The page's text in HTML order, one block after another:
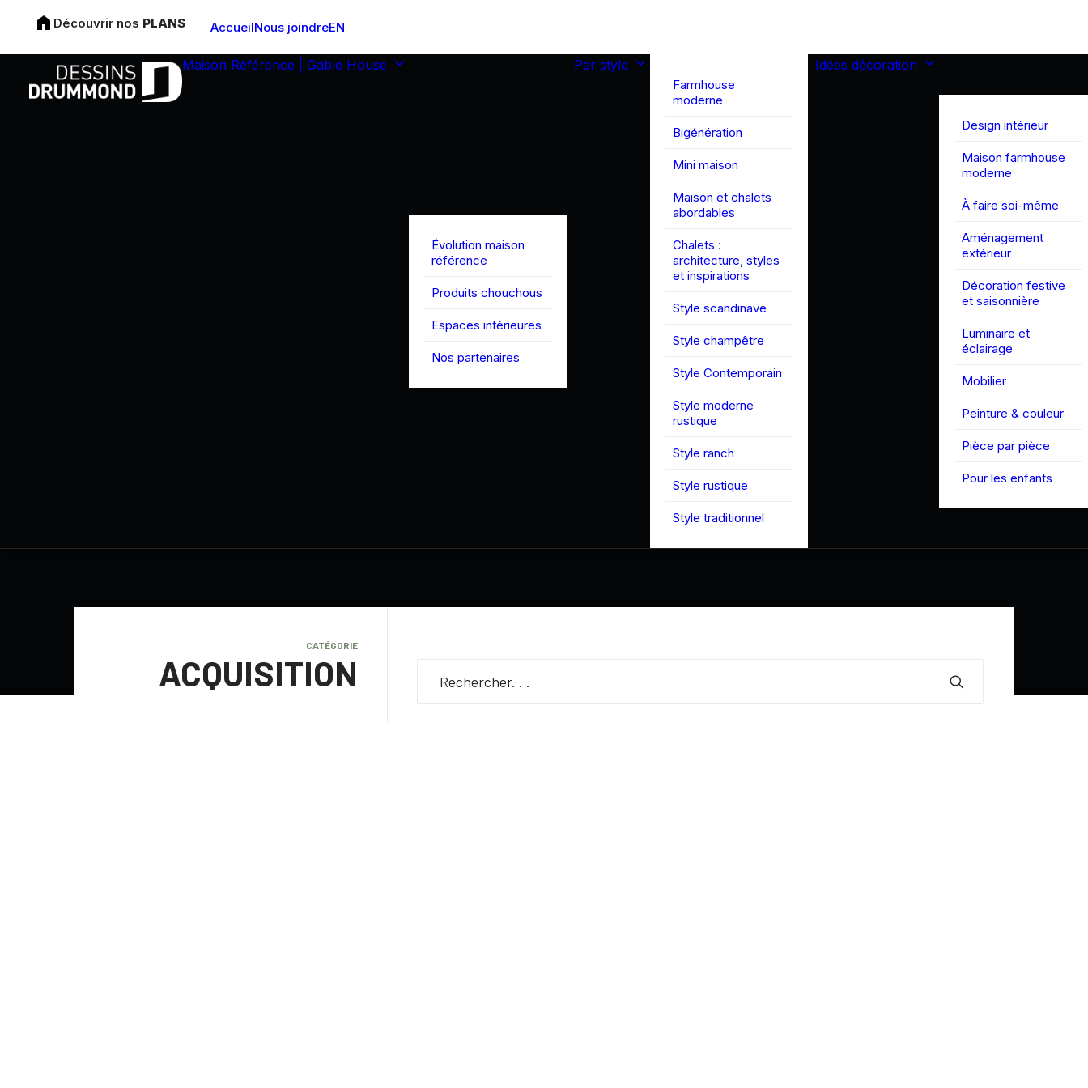
Découvrir nos PLANS AccueilNous joindreEN
Maison Référence | Gable House
Évolution maison
référence
Produits chouchous
Espaces intérieures
Nos partenaires
Par style
Farmhouse
moderne
Bigénération
Mini maison
Maison et chalets
abordables
Chalets :
architecture, styles
et inspirations
Style scandinave
Style champêtre
Style Contemporain
Style moderne
rustique
Style ranch
Style rustique
Style traditionnel
Idées décoration
Design intérieur
Maison farmhouse
moderne
À faire soi-même
Aménagement
extérieur
Décoration festive
et saisonnière
Luminaire et
éclairage
Mobilier
Peinture & couleur
Pièce par pièce
Pour les enfants
CATÉGORIE
ACQUISITION